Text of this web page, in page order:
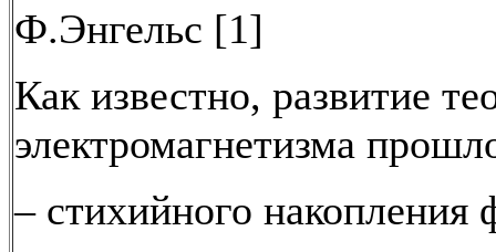
Ф.Энгельс [1]
Как известно, развитие
электромагнетизма
– стихийного накопления